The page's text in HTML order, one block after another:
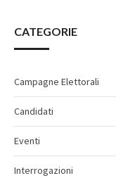
CATEGORIE
Campagne Elettorali
Candidati
Eventi
Interrogazioni